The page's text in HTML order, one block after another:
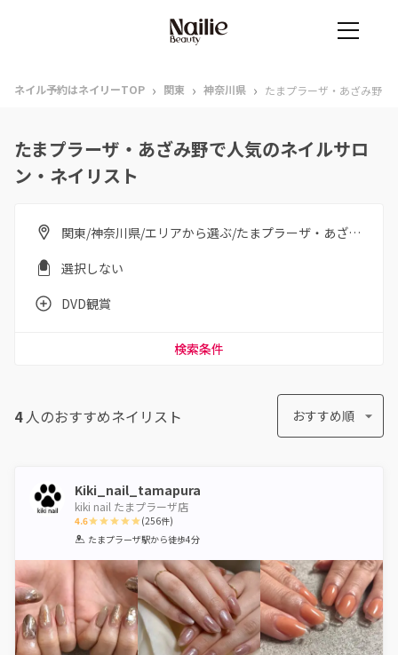
ネイル予約はネイリーTOP › 関東 › 神奈川県 › たまプラーザ・あざみ野
たまプラーザ・あざみ野で人気のネイルサロ
ン・ネイリスト
関東/神奈川県/エリアから選ぶ/たまプラーザ・あざみ野
選択しない
DVD観賞
検索条件
4人のおすすめネイリスト おすすめ順
Kiki_nail_tamapura
kiki nail たまプラーザ店
4.6
1 2 3 4 5
(256件)
たまプラーザ駅から徒歩4分